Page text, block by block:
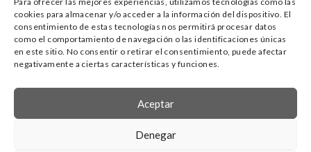
cookies para almacenar y/o acceder a la información del dispositivo. El
consentimiento de estas tecnologías nos permitirá procesar datos
como el comportamiento de navegación o las identificaciones únicas
en este sitio. No consentir o retirar el consentimiento, puede afectar
negativamente a ciertas características y funciones.
Aceptar
Denegar
CLÍNICA DENTAL DR. NASIMI GETAFE
C/ Ramón y Cajal, nº16
28902 Getafe. Madrid
getafe@clinicasdoctornasimi.com